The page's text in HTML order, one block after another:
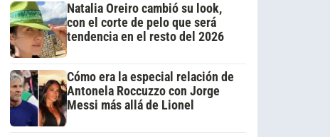
Natalia Oreiro cambió su look,
con el corte de pelo que será
tendencia en el resto del 2026
Cómo era la especial relación de
Antonela Roccuzzo con Jorge
Messi más allá de Lionel